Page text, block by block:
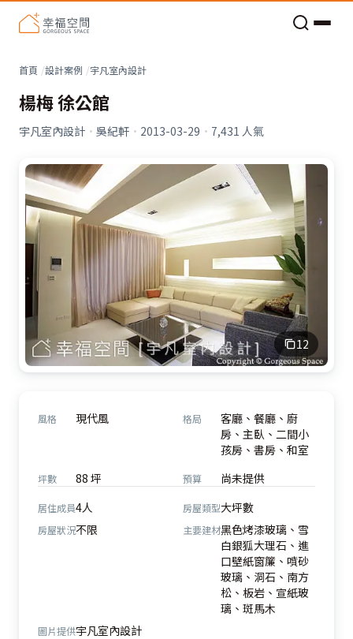
首頁 設計案例 宇凡室內設計
楊梅 徐公館
宇凡室內設計 · 吳紀軒 · 2013-03-29 · 7,431 人氣
12
風格 現代風 格局
客廳、餐廳、廚
房、主臥、二間小
孩房、書房、和室
坪數 88 坪 預算 尚未提供
居住成員4人 房屋類型大坪數
房屋狀況不限 主要建材黑色烤漆玻璃、雪
白銀狐大理石、進
口壁紙窗簾、噴砂
玻璃、洞石、南方
松、板岩、宣紙玻
璃、斑馬木
圖片提供宇凡室內設計